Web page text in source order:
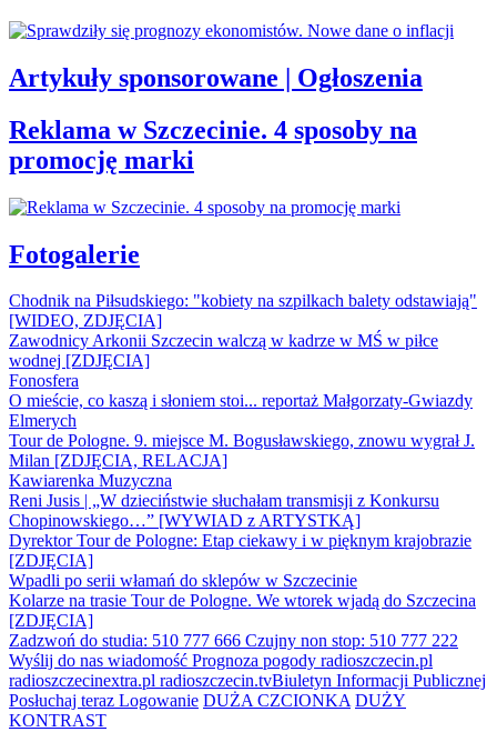
Artykuły sponsorowane | Ogłoszenia
Reklama w Szczecinie. 4 sposoby na
promocję marki
Fotogalerie
Chodnik na Piłsudskiego: "kobiety na szpilkach balety odstawiają"
[WIDEO, ZDJĘCIA]
Zawodnicy Arkonii Szczecin walczą w kadrze w MŚ w piłce
wodnej [ZDJĘCIA]
Fonosfera
O mieście, co kaszą i słoniem stoi... reportaż Małgorzaty-Gwiazdy
Elmerych
Tour de Pologne. 9. miejsce M. Bogusławskiego, znowu wygrał J.
Milan [ZDJĘCIA, RELACJA]
Kawiarenka Muzyczna
Reni Jusis | „W dzieciństwie słuchałam transmisji z Konkursu
Chopinowskiego…” [WYWIAD z ARTYSTKĄ]
Dyrektor Tour de Pologne: Etap ciekawy i w pięknym krajobrazie
[ZDJĘCIA]
Wpadli po serii włamań do sklepów w Szczecinie
Kolarze na trasie Tour de Pologne. We wtorek wjadą do Szczecina
[ZDJĘCIA]
Zadzwoń do studia: 510 777 666 Czujny non stop: 510 777 222
Wyślij do nas wiadomość Prognoza pogody radioszczecin.pl
radioszczecinextra.pl radioszczecin.tvBiuletyn Informacji Publicznej
Posłuchaj teraz Logowanie DUŻA CZCIONKA DUŻY
KONTRAST